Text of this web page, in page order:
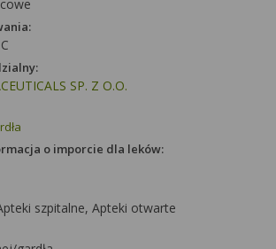
SP. Z O.O.
o imporcie dla leków:
szpitalne, Apteki otwarte